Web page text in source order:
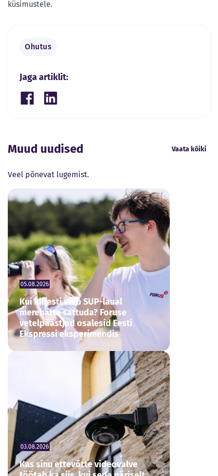
küsimustele.
Ohutus
Jaga artiklit:
Share on Facebook
Share on LinkedIn
Muud uudised Vaata kõiki
Veel põnevat lugemist.
05.08.2026
Kui kiiresti võib SUP-laual
merehätta sattuda? Foruse
vetelpäästjad osalesid Eesti
Ekspressi eksperimendis
03.08.2026
Kas sinu ettevõtte videovalve